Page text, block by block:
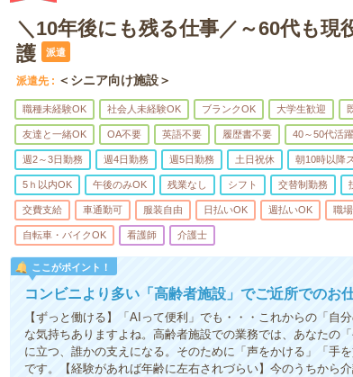
＼10年後にも残る仕事／～60代も現
護
派遣
派遣先 ＜シニア向け施設＞
職種未経験OK 社会人未経験OK ブランクOK 大学生歓迎
友達と一緒OK OA不要 英語不要 履歴書不要 40～50代活躍
週2～3日勤務 週4日勤務 週5日勤務 土日祝休 朝10時以降
5ｈ以内OK 午後のみOK 残業なし シフト 交替制勤務
交費支給 車通勤可 服装自由 日払いOK 週払いOK 職
自転車・バイクOK 看護師 介護士
ここがポイント！
コンビニより多い「高齢者施設」でご近所でのお
【ずっと働ける】「AIって便利」でも・・・これからの「自
な気持ちありますよね。高齢者施設での業務では、あなたの
に立つ、誰かの支えになる。そのために「声をかける」「手
です。【経験があれば年齢に左右されづらい】今のうちから